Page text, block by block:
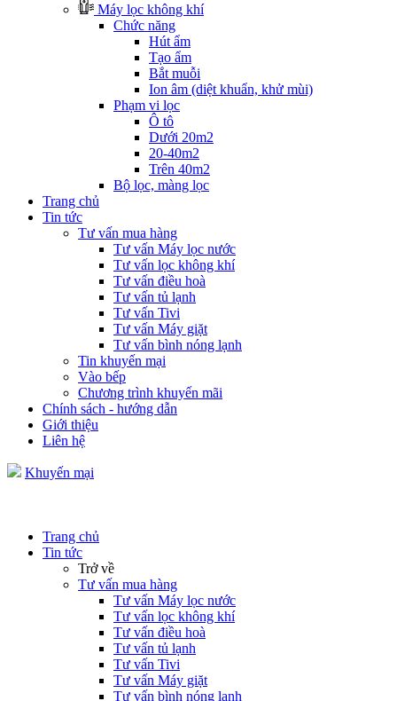
Máy lọc không khí
Chức năng
Hút ẩm
Tạo ẩm
Bắt muỗi
Ion âm (diệt khuẩn, khử mùi)
Phạm vi lọc
Ô tô
Dưới 20m2
20-40m2
Trên 40m2
Bộ lọc, màng lọc
Trang chủ
Tin tức
Tư vấn mua hàng
Tư vấn Máy lọc nước
Tư vấn lọc không khí
Tư vấn điều hoà
Tư vấn tủ lạnh
Tư vấn Tivi
Tư vấn Máy giặt
Tư vấn bình nóng lạnh
Tin khuyến mại
Vào bếp
Chương trình khuyến mãi
Chính sách - hướng dẫn
Giới thiệu
Liên hệ
Khuyến mại
Trang chủ
Tin tức
Trở về
Tư vấn mua hàng
Tư vấn Máy lọc nước
Tư vấn lọc không khí
Tư vấn điều hoà
Tư vấn tủ lạnh
Tư vấn Tivi
Tư vấn Máy giặt
Tư vấn bình nóng lạnh